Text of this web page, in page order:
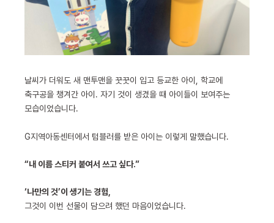
날씨가 더워도 새 맨투맨을 꿋꿋이 입고 등교한 아이, 학교에
축구공을 챙겨간 아이. 자기 것이 생겼을 때 아이들이 보여주는
모습이었습니다.
G지역아동센터에서 텀블러를 받은 아이는 이렇게 말했습니다.
“내 이름 스티커 붙여서 쓰고 싶다.”
‘나만의 것’이 생기는 경험,
그것이 이번 선물이 담으려 했던 마음이었습니다.